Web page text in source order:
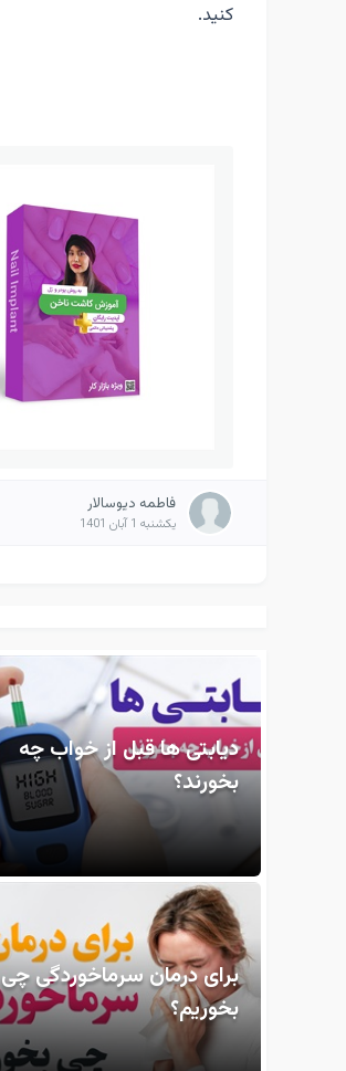
کنید.
فاطمه دیوسالار
یکشنبه 1 آبان 1401
دیابتی ها قبل از خواب چه
بخورند؟
برای درمان سرماخوردگی چی
بخوریم؟